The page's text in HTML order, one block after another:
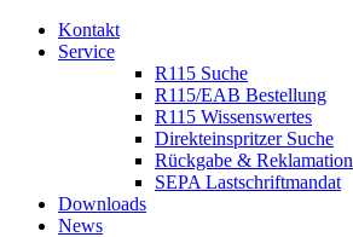
Kontakt
Service
R115 Suche
R115/EAB Bestellung
R115 Wissenswertes
Direkteinspritzer Suche
Rückgabe & Reklamation
SEPA Lastschriftmandat
Downloads
News